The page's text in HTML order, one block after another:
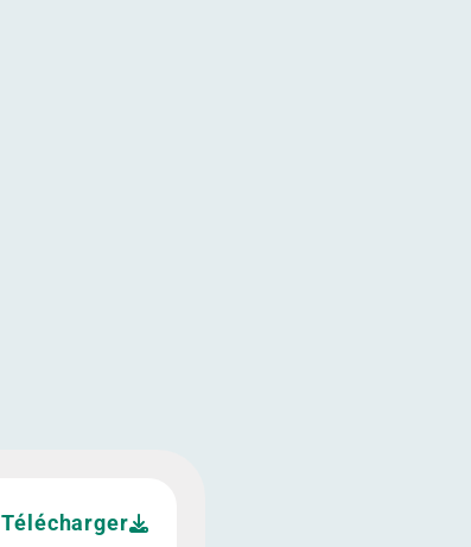
Télécharger